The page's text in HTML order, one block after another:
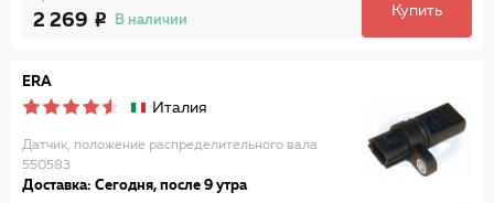
2 269 В наличии
Купить
ERA
Италия
Датчик, положение распределительного вала
550583
Доставка: Сегодня, после 9 утра